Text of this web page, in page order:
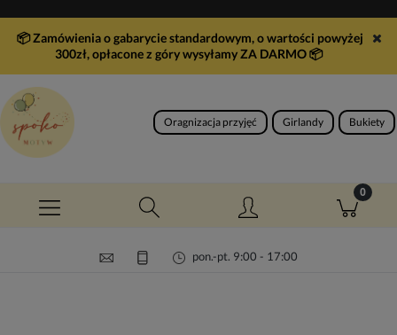
📦 Zamówienia o gabarycie standardowym, o wartości powyżej
300zł, opłacone z góry wysyłamy ZA DARMO📦
Oragnizacja przyjęć Girlandy Bukiety
pon.-pt. 9:00 - 17:00